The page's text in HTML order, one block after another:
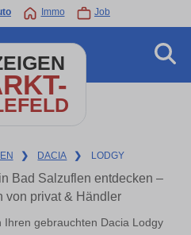
Immo Job
❯ DACIA ❯ LODGY
Bad Salzuflen entdecken –
von privat & Händler
Ihren gebrauchten Dacia Lodgy